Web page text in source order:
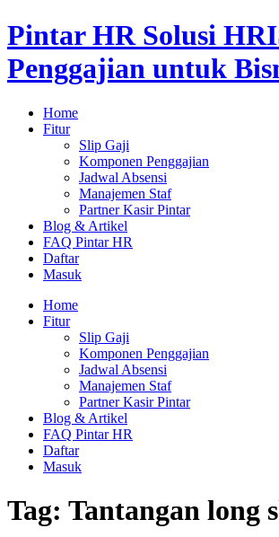
Lewati
ke
konten
Pintar HR Solusi
Penggajian untuk
Home
Fitur
Slip Gaji
Komponen Penggajian
Jadwal Absensi
Manajemen Staf
Partner Kasir Pintar
Blog & Artikel
FAQ Pintar HR
Daftar
Masuk
Menu
Home
Fitur
Slip Gaji
Komponen Penggajian
Jadwal Absensi
Manajemen Staf
Partner Kasir Pintar
Blog & Artikel
FAQ Pintar HR
Daftar
Masuk
Tag: Tantangan long